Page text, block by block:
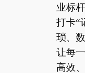
业标
打卡“
琐、
让每
高效